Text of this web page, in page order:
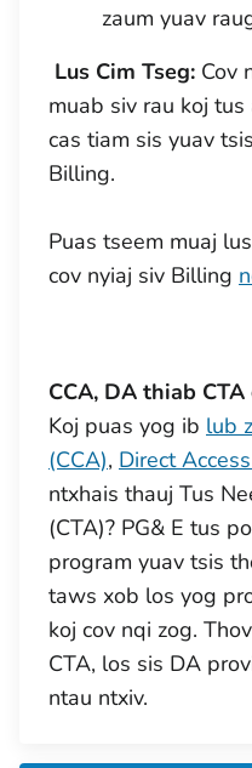
zaum yuav
Lus Cim Tseg: Cov
muab siv rau koj
cas tiam sis yuav
Billing.
Puas tseem muaj
cov nyiaj siv Billing
CCA, DA thiab
Koj puas yog ib lub
(CCA), Direct
ntxhais thauj Tus
(CTA)? PG& E tus
program yuav tsis
taws xob los yog
koj cov nqi zog.
CTA, los sis DA
ntau ntxiv.